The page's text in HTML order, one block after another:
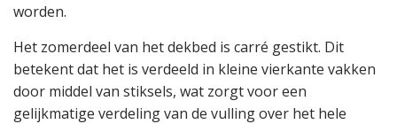
worden.
Het zomerdeel van het dekbed is carré gestikt. Dit
betekent dat het is verdeeld in kleine vierkante vakken
door middel van stiksels, wat zorgt voor een
gelijkmatige verdeling van de vulling over het hele